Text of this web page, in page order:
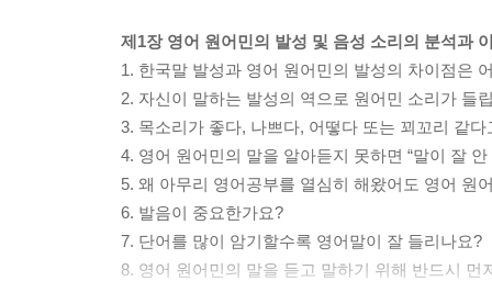
제1장 영어 원어민의 발성 및 음성 소리의 분석과
1. 한국말 발성과 영어 원어민의 발성의 차이점은
2. 자신이 말하는 발성의 역으로 원어민 소리가 들
3. 목소리가 좋다, 나쁘다, 어떻다 또는 꾀꼬리 같다
4. 영어 원어민의 말을 알아듣지 못하면 “말이 잘
5. 왜 아무리 영어공부를 열심히 해왔어도 영어 원
6. 발음이 중요한가요?
7. 단어를 많이 암기할수록 영어말이 잘 들리나요?
8. 영어 원어민의 말을 듣고 말하기 위해 반드시 먼